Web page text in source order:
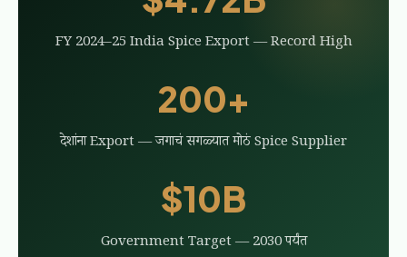
FY 2024–25 India Spice Export — Record High
200+
देशांना Export — जगाचं सगळ्यात मोठं Spice Supplier
$10B
Government Target — 2030 पर्यंत